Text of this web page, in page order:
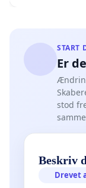
START
Er
stod
Beskriv
Drevet